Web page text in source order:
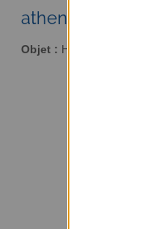
athena AT
Objet : Histoire des